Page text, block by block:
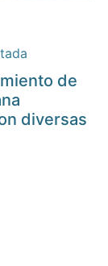
de
diversas